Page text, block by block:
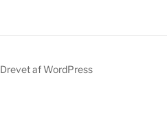
Drevet af WordPress